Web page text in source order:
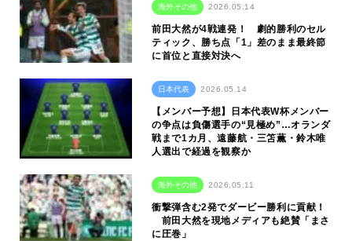
海外その他 2026.05.14
前田大然が4戦連発！ 劇的勝利のセル
ティック、勝ち点「1」差のまま最終節
に首位と直接対決へ
日本代表 2026.05.14
【メンバー予想】日本代表W杯メンバー
の争点は負傷選手の“見極め”…オランダ
戦まで1カ月、遠藤航・三笘薫・鈴木唯
人選出で経過を観察か
海外その他 2026.05.11
衝撃弾含む2発でダービー勝利に貢献！
前田大然を現地メディアも絶賛「まさ
に圧巻」